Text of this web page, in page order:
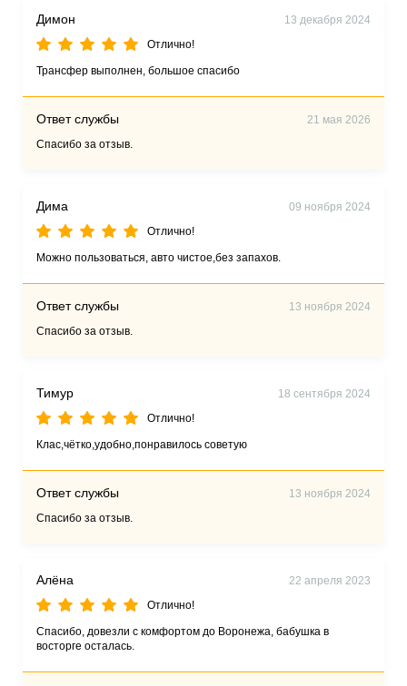
Димон
13 декабря 2024
Отлично!
Трансфер выполнен, большое спасибо
Ответ службы
21 мая 2026
Спасибо за отзыв.
Дима
09 ноября 2024
Отлично!
Можно пользоваться, авто чистое,без запахов.
Ответ службы
13 ноября 2024
Спасибо за отзыв.
Тимур
18 сентября 2024
Отлично!
Клас,чётко,удобно,понравилось советую
Ответ службы
13 ноября 2024
Спасибо за отзыв.
Алёна
22 апреля 2023
Отлично!
Спасибо, довезли с комфортом до Воронежа, бабушка в
восторге осталась.